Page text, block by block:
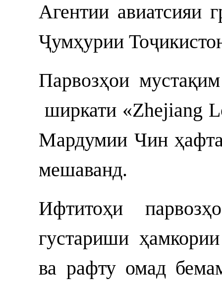
Агентии авиатсияи
Ҷумҳурии
Парвозҳои
ширкати «Zhejiang
Мардумии Чин
мешаванд.
Ифтитоҳи
густариши
ва рафту омад